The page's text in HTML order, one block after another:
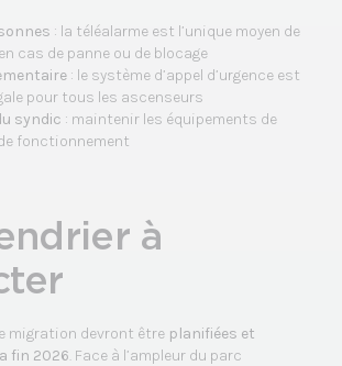
: la téléalarme est l’unique moyen de
cas de panne ou de blocage
: le système d’appel d’urgence est
pour tous les ascenseurs
syndic : maintenir les équipements de
fonctionnement
à
migration devront être planifiées et
fin 2026. Face à l’ampleur du parc